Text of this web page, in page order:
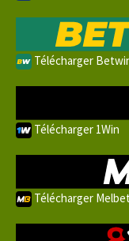
Télécharger
Télécharger 1Win
Télécharger